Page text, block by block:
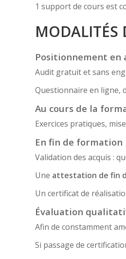
1 support de cours est
MODALITÉS
Positionnement
Audit gratuit et sans
Questionnaire en ligne,
Au cours de la
Exercices pratiques,
En fin de formation
Validation des acquis :
Une attestation de fin
Un certificat de
Évaluation
Afin de constamment
Si passage de